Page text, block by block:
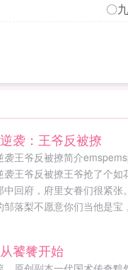
〇
袭：王爷反被撩
袭王爷反被撩简介
袭王爷反被撩王爷抢了个如
中回府，府里女眷们很紧张
邹落梨不愿意你们当他是宝
饕餮开始